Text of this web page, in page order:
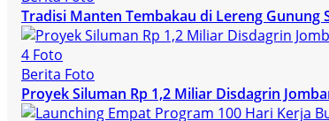
Tradisi Manten Tembakau di Lereng Gunung
4 Foto
Berita Foto
Proyek Siluman Rp 1,2 Miliar Disdagrin